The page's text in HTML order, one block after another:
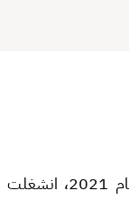
بعد توقف القتال،